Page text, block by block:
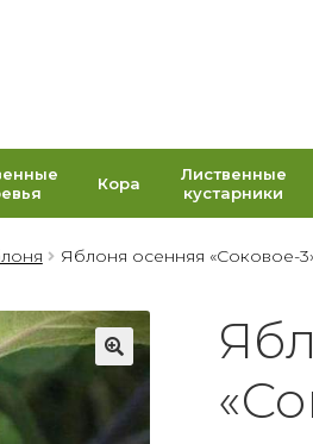
Кора
Лиственные
кустарники
Яблоня осенняя «Соковое-